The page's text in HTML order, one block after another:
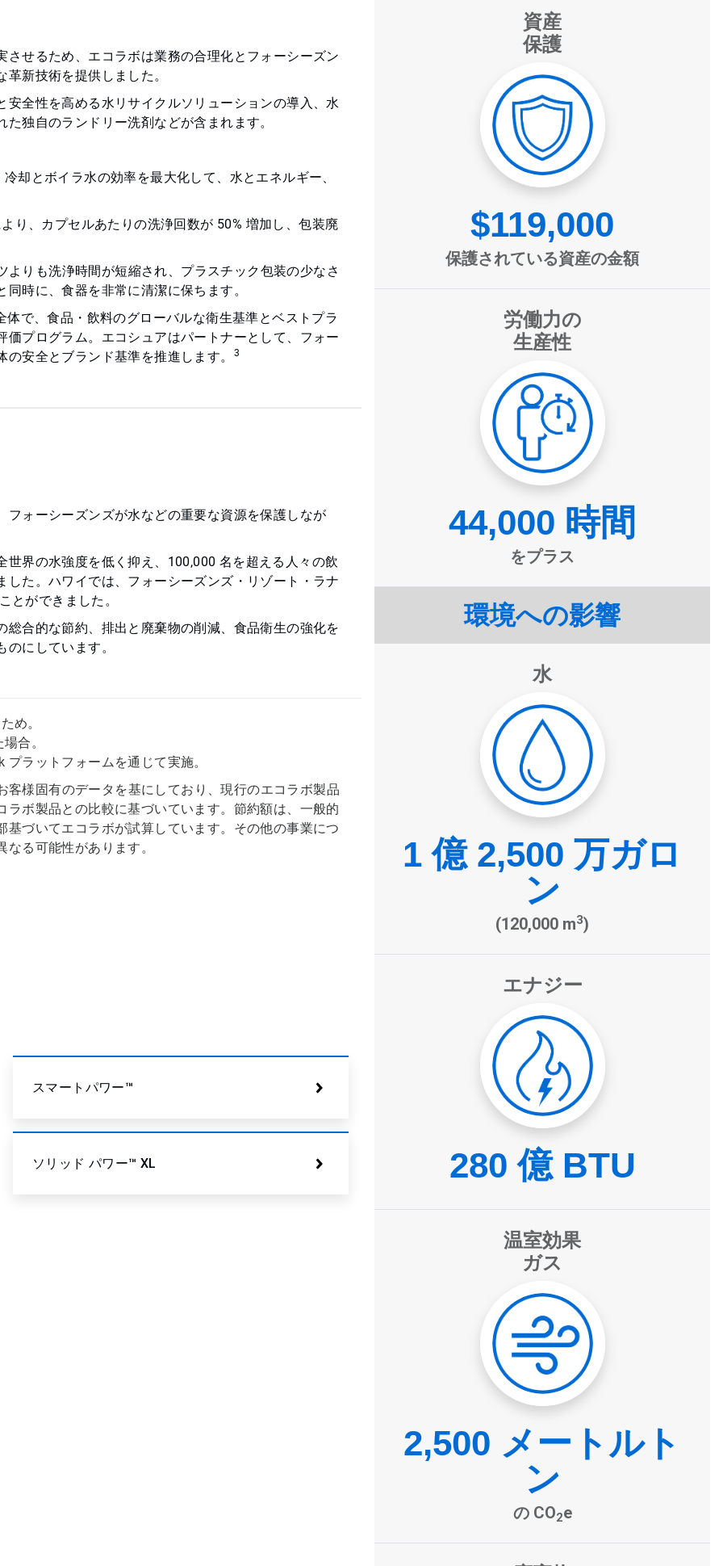
せるため、エコラボは業務の合理化とフォーシーズン
新技術を提供しました。
全性を高める水リサイクルソリューションの導入、水
独自のランドリー洗剤などが含まれます。
却とボイラ水の効率を最大化して、水とエネルギー、
り、カプセルあたりの洗浄回数が 50% 増加し、包装廃
りも洗浄時間が短縮され、プラスチック包装の少なさ
時に、食器を非常に清潔に保ちます。
で、食品・飲料のグローバルな衛生基準とベストプラ
プログラム。エコシュアはパートナーとして、フォー
安全とブランド基準を推進します。
3
ォーシーズンズが水などの重要な資源を保護しなが
界の水強度を低く抑え、100,000 名を超える人々の飲
た。ハワイでは、フォーシーズンズ・リゾート・ラナ
とができました。
合的な節約、排出と廃棄物の削減、食品衛生の強化を
にしています。
め。
合。
ラットフォームを通じて実施。
様固有のデータを基にしており、現行のエコラボ製品
ボ製品との比較に基づいています。節約額は、一般的
づいてエコラボが試算しています。その他の事業につ
る可能性があります。
スマートパワー™
ソリッド パワー™ XL